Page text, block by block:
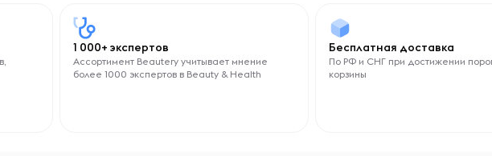
1 000+ экспертов
Ассортимент Beautery учитывает мнение
более 1000 экспертов в Beauty & Health
Бесплатная доставка
По РФ и СНГ при достижении
корзины